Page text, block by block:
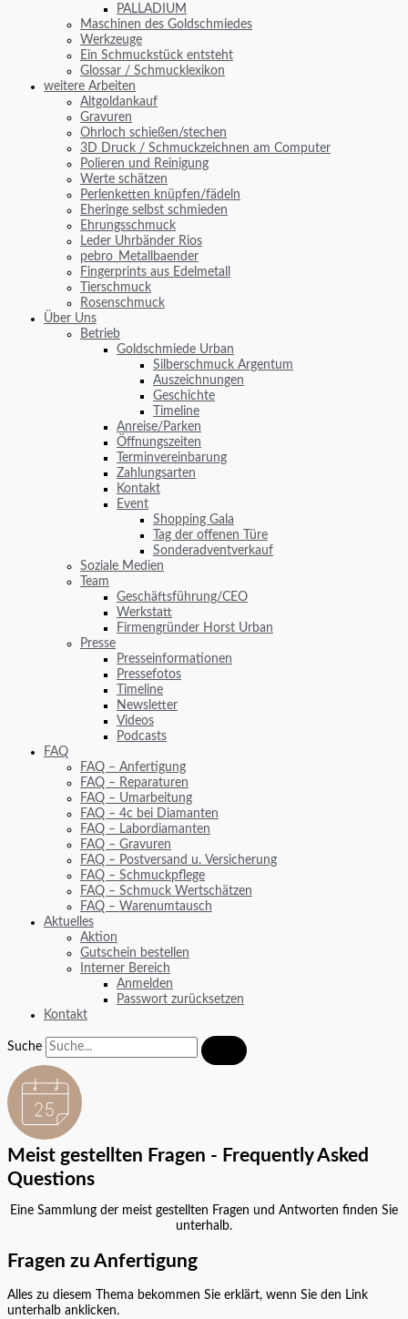
PALLADIUM
Maschinen des Goldschmiedes
Werkzeuge
Ein Schmuckstück entsteht
Glossar / Schmucklexikon
weitere Arbeiten
Altgoldankauf
Gravuren
Ohrloch schießen/stechen
3D Druck / Schmuckzeichnen am Computer
Polieren und Reinigung
Werte schätzen
Perlenketten knüpfen/fädeln
Eheringe selbst schmieden
Ehrungsschmuck
Leder Uhrbänder Rios
pebro_Metallbaender
Fingerprints aus Edelmetall
Tierschmuck
Rosenschmuck
Über Uns
Betrieb
Goldschmiede Urban
Silberschmuck Argentum
Auszeichnungen
Geschichte
Timeline
Anreise/Parken
Öffnungszeiten
Terminvereinbarung
Zahlungsarten
Kontakt
Event
Shopping Gala
Tag der offenen Türe
Sonderadventverkauf
Soziale Medien
Team
Geschäftsführung/CEO
Werkstatt
Firmengründer Horst Urban
Presse
Presseinformationen
Pressefotos
Timeline
Newsletter
Videos
Podcasts
FAQ
FAQ – Anfertigung
FAQ – Reparaturen
FAQ – Umarbeitung
FAQ – 4c bei Diamanten
FAQ – Labordiamanten
FAQ – Gravuren
FAQ – Postversand u. Versicherung
FAQ – Schmuckpflege
FAQ – Schmuck Wertschätzen
FAQ – Warenumtausch
Aktuelles
Aktion
Gutschein bestellen
Interner Bereich
Anmelden
Passwort zurücksetzen
Kontakt
Suche
Meist gestellten Fragen - Frequently Asked
Questions
Eine Sammlung der meist gestellten Fragen und Antworten finden Sie
unterhalb.
Fragen zu Anfertigung
Alles zu diesem Thema bekommen Sie erklärt, wenn Sie den Link
unterhalb anklicken.